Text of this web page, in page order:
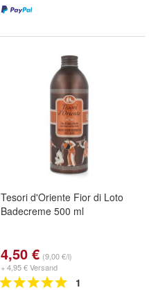
Tesori d'Oriente Fior di Loto
Badecreme 500 ml
4,50 € (9,00 €/l)
+ 4,95 € Versand
1